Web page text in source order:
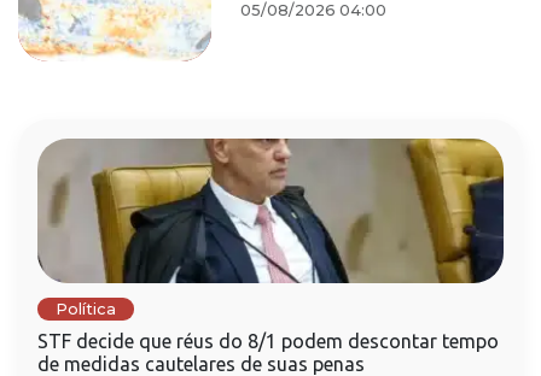
05/08/2026 04:00
Política
STF decide que réus do 8/1 podem descontar tempo
de medidas cautelares de suas penas